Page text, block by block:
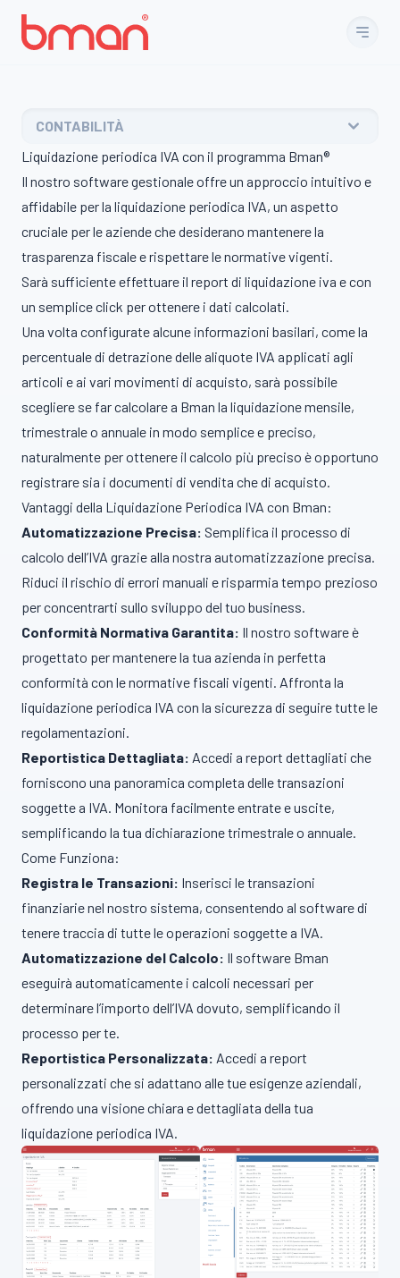
CONTABILITÀ
Liquidazione periodica IVA con il programma Bman®
Il nostro software gestionale offre un approccio intuitivo e
affidabile per la liquidazione periodica IVA, un aspetto
cruciale per le aziende che desiderano mantenere la
trasparenza fiscale e rispettare le normative vigenti.
Sarà sufficiente effettuare il report di liquidazione iva e con
un semplice click per ottenere i dati calcolati.
Una volta configurate alcune informazioni basilari, come la
percentuale di detrazione delle aliquote IVA applicati agli
articoli e ai vari movimenti di acquisto, sarà possibile
scegliere se far calcolare a Bman la liquidazione mensile,
trimestrale o annuale in modo semplice e preciso,
naturalmente per ottenere il calcolo più preciso è opportuno
registrare sia i documenti di vendita che di acquisto.
Vantaggi della Liquidazione Periodica IVA con Bman:
Automatizzazione Precisa: Semplifica il processo di
calcolo dell’IVA grazie alla nostra automatizzazione precisa.
Riduci il rischio di errori manuali e risparmia tempo prezioso
per concentrarti sullo sviluppo del tuo business.
Conformità Normativa Garantita: Il nostro software è
progettato per mantenere la tua azienda in perfetta
conformità con le normative fiscali vigenti. Affronta la
liquidazione periodica IVA con la sicurezza di seguire tutte le
regolamentazioni.
Reportistica Dettagliata: Accedi a report dettagliati che
forniscono una panoramica completa delle transazioni
soggette a IVA. Monitora facilmente entrate e uscite,
semplificando la tua dichiarazione trimestrale o annuale.
Come Funziona:
Registra le Transazioni: Inserisci le transazioni
finanziarie nel nostro sistema, consentendo al software di
tenere traccia di tutte le operazioni soggette a IVA.
Automatizzazione del Calcolo: Il software Bman
eseguirà automaticamente i calcoli necessari per
determinare l’importo dell’IVA dovuto, semplificando il
processo per te.
Reportistica Personalizzata: Accedi a report
personalizzati che si adattano alle tue esigenze aziendali,
offrendo una visione chiara e dettagliata della tua
liquidazione periodica IVA.